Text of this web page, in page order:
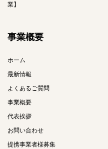
業】
事業概要
ホーム
最新情報
よくあるご質問
事業概要
代表挨拶
お問い合わせ
提携事業者様募集